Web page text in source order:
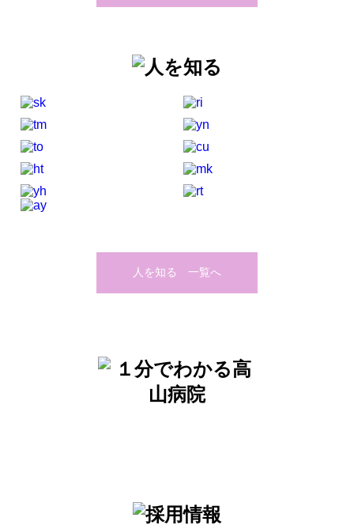
人を知る 一覧へ